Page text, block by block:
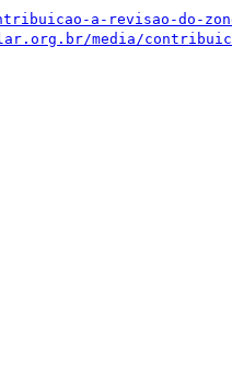
a-revisao-do-
media/